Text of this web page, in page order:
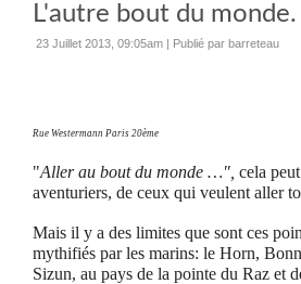
L'autre bout du monde.
23 Juillet 2013, 09:05am | Publié par barreteau
Rue Westermann Paris 20ème
"Aller au bout du monde …", cela
aventuriers, de ceux qui veulent aller
Mais il y a des limites que sont ces
mythifiés par les marins: le Horn,
Sizun, au pays de la pointe du Raz et